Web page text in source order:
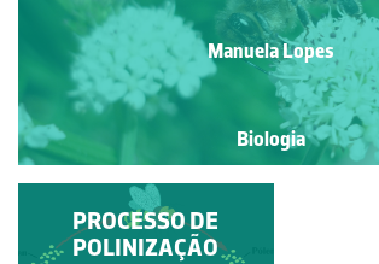
Manuela Lopes
Biologia
A CORBÍCULA DA
ABELHA
PROCESSO DE
POLINIZAÇÃO